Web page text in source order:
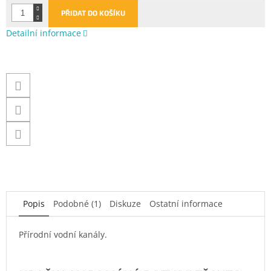
PŘIDAT DO KOŠÍKU
Detailní informace
Popis Podobné (1) Diskuze Ostatní informace
Přírodní vodní kanály.